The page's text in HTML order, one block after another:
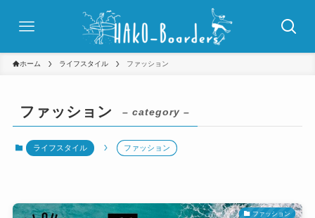
ホーム ライフスタイル ファッション
ファッション – category –
ライフスタイル ファッション
ファッション